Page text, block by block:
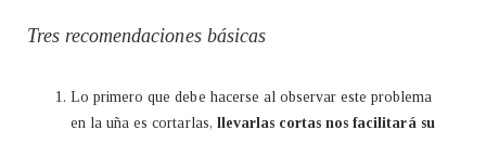
Tres recomendaciones básicas
Lo primero que debe hacerse al observar este problema
en la uña es cortarlas, llevarlas cortas nos facilitará su